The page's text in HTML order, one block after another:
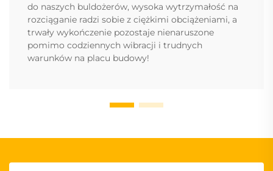
do naszych buldożerów, wysoka wytrzymałość na
rozciąganie radzi sobie z ciężkimi obciążeniami, a
trwały wykończenie pozostaje nienaruszone
pomimo codziennych wibracji i trudnych
warunków na placu budowy!